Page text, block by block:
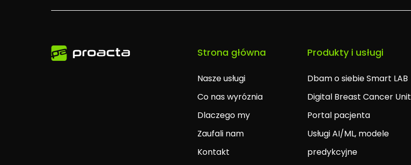
Strona główna
Nasze usługi
Co nas wyróznia
Dlaczego my
Zaufali nam
Kontakt
Produkty i usługi
Dbam o siebie Smart LAB
Digital Breast Cancer Unit
Portal pacjenta
Usługi AI/ML, modele
predykcyjne